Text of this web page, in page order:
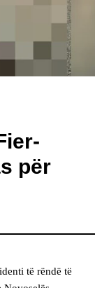
për
të rëndë të